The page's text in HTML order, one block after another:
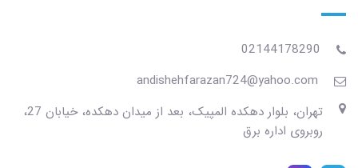
02144178290
andishehfarazan724@yahoo.com
تهران، بلوار دهکده المپیک، بعد از میدان دهکده، خیابان 27،
روبروی اداره برق